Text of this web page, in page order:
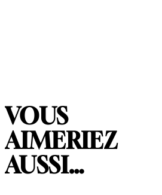
VOUS
AIMERIEZ
AUSSI…